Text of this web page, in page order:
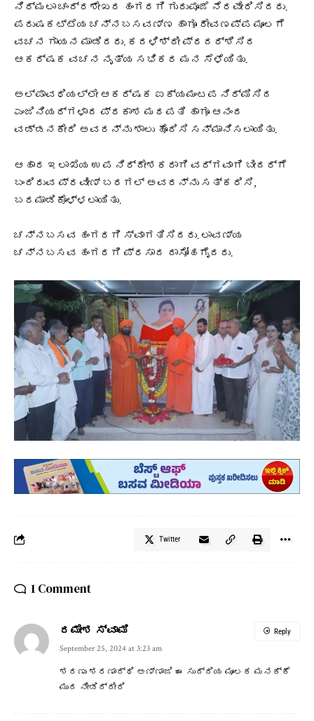
ನಿರ್ಮಲಾ ಚಂದ್ರಶೇಖರ ಹಂಗರಗಿ ಗುರುಪೂಜೆ ನೆರವೇರಿಸಿದರು.
ಪರುಷಕಟ್ಟೆಯ ಚನ್ನಬಸವಣ್ಣ ಹಾಗೂ ರೇವಣಪ್ಪ ಮೂಲಗೆ
ವಚನ ಗಾಯನ ಮಾಡಿದರು. ಕದಳಿಶ್ರೀ ಪ್ರದರ್ಶಿಸಿದ
ಆಕರ್ಷಕ ವಚನ ನೃತ್ಯ ಸಭಿಕರ ಮನ ಸೆಳೆಯಿತು.
ಅಲ್ಪಾವಧಿಯಲ್ಲೇ ಆಕರ್ಷಕ ಐಕ್ಯಮಂಟಪ ನಿರ್ಮಿಸಿದ
ಎಂಜಿನಿಯರ್‍ಗಳಾದ ಪ್ರಕಾಶ ಮಠಪತಿ ಹಾಗೂ ಆನಂದ
ವಡ್ಡನಕೇರಿ ಅವರನ್ನು ಶಾಲು ಹೊದಿಸಿ ಸನ್ಮಾನಿಸಲಾಯಿತು.
ಆಹಾರ ಇಲಾಖೆಯ ಉಪ ನಿರ್ದೇಶಕರಾಗಿ ವರ್ಗವಾಗಿ ಬೀದರ್‍ಗೆ
ಬಂದಿರುವ ಪ್ರವೀಣ್ ಬರಗಲ್ ಅವರನ್ನು ಸತ್ಕರಿಸಿ,
ಬರಮಾಡಿಕೊಳ್ಳಲಾಯಿತು.
ಚನ್ನಬಸವ ಹಂಗರಗಿ ಸ್ವಾಗತಿಸಿದರು. ಲಾವಣ್ಯ
ಚನ್ನಬಸವ ಹಂಗರಗಿ ಪ್ರಸಾದ ದಾಸೋಹಗೈದರು.
Twitter
1 Comment
ರಮೇಶ ಸ್ವಾಮಿ
September 25, 2024 at 3:23 am
ಶರಣು ಶರಣಾರ್ಥಿ ಅಣ್ಣಾಜಿ ಈ ಸುದ್ದಿಯ ಮೂಲಕ ಮನಕ್ಕೆ
ಮುದ ನೀಡಿದ್ದೀರಿ
Reply